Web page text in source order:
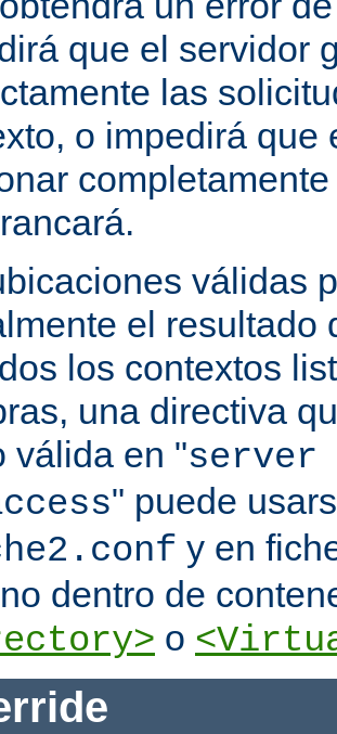
que el servidor
las
o impedirá que
válidas
el resultado
los contextos
una directiva
válida en "
" puede
y en
dentro de
o